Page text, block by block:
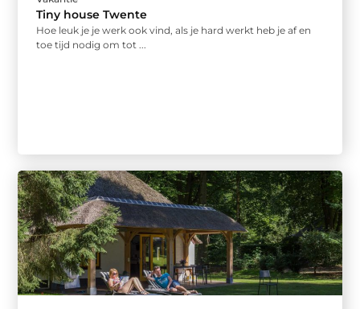
Tiny house Twente
Hoe leuk je je werk ook vind, als je hard werkt heb je af en
toe tijd nodig om tot ...